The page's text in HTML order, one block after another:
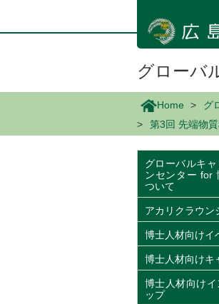
ン
グローバ
Home グ
第3回 先端物
グローバルキ
ンセンター for
ついて
アカリクラウン
博士人材向けイ
博士人材向けキ
博士人材向け
ップ